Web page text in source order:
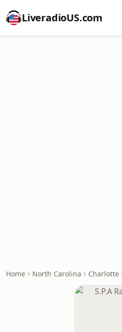
LiveradioUS.com
Home North Carolina Charlotte